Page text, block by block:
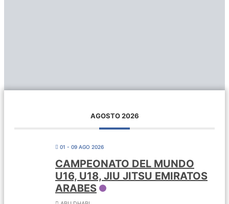
AGOSTO 2026
01 - 09 AGO 2026
CAMPEONATO DEL MUNDO
U16, U18, JIU JITSU EMIRATOS
ARABES